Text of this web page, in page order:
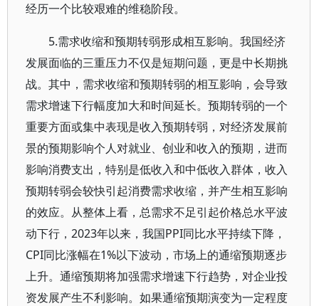
经历一个比较艰难的维稳阶段。
5.需求收缩和预期转弱形成相互影响。我国经济
发展面临的三重压力不仅是短期问题，更是中长期挑
战。其中，需求收缩和预期转弱的相互影响，会导致
需求增速下行幅度加大和时间延长。预期转弱的一个
重要方面或集中表现是收入预期转弱，对经济发展前
景的预期影响个人对就业、创业和收入的预期，进而
影响消费支出，特别是低收入和中低收入群体，收入
预期转弱会较快引起消费需求收缩，并产生相互影响
的效应。从整体上看，总需求不足引起价格总水平波
动下行，2023年以来，我国PPI同比水平持续下降，
CPI同比涨幅在1%以下波动，市场上的通缩预期逐步
上升。通缩预期将加强需求增速下行趋势，对企业投
资发展产生不利影响。如果通缩预期演变为一定程度